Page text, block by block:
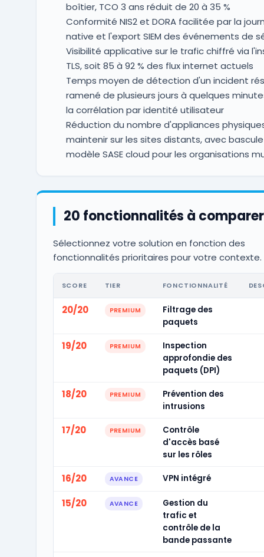
boîtier, TCO 3 ans réduit de 20 à 35 %
Conformité NIS2 et DORA facilitée par la
native et l'export SIEM des événements de
Visibilité applicative sur le trafic chiffré via
TLS, soit 85 à 92 % des flux internet actuels
Temps moyen de détection d'un incident
ramené de plusieurs jours à quelques
la corrélation par identité utilisateur
Réduction du nombre d'appliances
maintenir sur les sites distants, avec
modèle SASE cloud pour les organisations
20 fonctionnalités à comparer
Sélectionnez votre solution en fonction des
fonctionnalités prioritaires pour votre contexte.
SCORE TIER FONCTIONNALITÉ
20/20 PREMIUM
Filtrage des
paquets
19/20 PREMIUM
Inspection
approfondie des
paquets (DPI)
18/20 PREMIUM
Prévention des
intrusions
17/20 PREMIUM
Contrôle
d'accès basé
sur les rôles
16/20 AVANCE VPN intégré
15/20 AVANCE
Gestion du
trafic et
contrôle de la
bande passante